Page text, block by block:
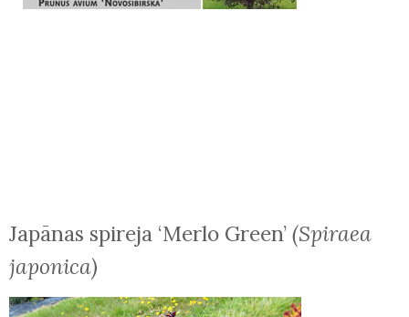
Japānas spireja ‘Merlo Green’ (Spiraea
japonica)